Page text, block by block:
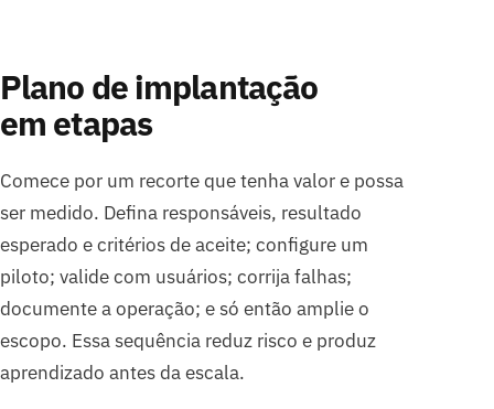
Plano de implantação
em etapas
Comece por um recorte que tenha valor e possa
ser medido. Defina responsáveis, resultado
esperado e critérios de aceite; configure um
piloto; valide com usuários; corrija falhas;
documente a operação; e só então amplie o
escopo. Essa sequência reduz risco e produz
aprendizado antes da escala.